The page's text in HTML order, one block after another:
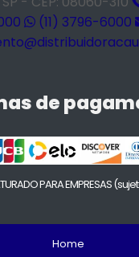
(11) 3796-6000
de
PARA EMPRESAS
Home